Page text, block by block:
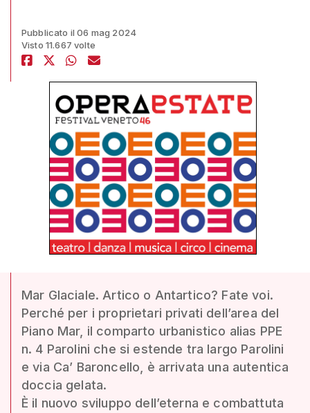
Pubblicato il 06 mag 2024
Visto 11.667 volte
Mar Glaciale. Artico o Antartico? Fate voi.
Perché per i proprietari privati dell’area del
Piano Mar, il comparto urbanistico alias PPE
n. 4 Parolini che si estende tra largo Parolini
e via Ca’ Baroncello, è arrivata una autentica
doccia gelata.
È il nuovo sviluppo dell’eterna e combattuta